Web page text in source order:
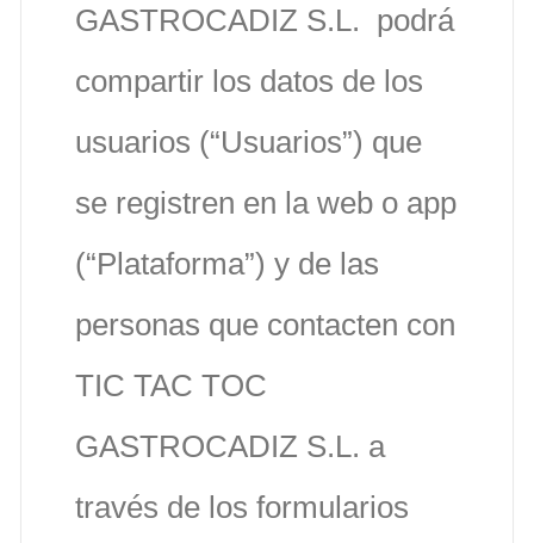
GASTROCADIZ S.L. podrá
compartir los datos de los
usuarios (“Usuarios”) que
se registren en la web o app
(“Plataforma”) y de las
personas que contacten con
TIC TAC TOC
GASTROCADIZ S.L. a
través de los formularios